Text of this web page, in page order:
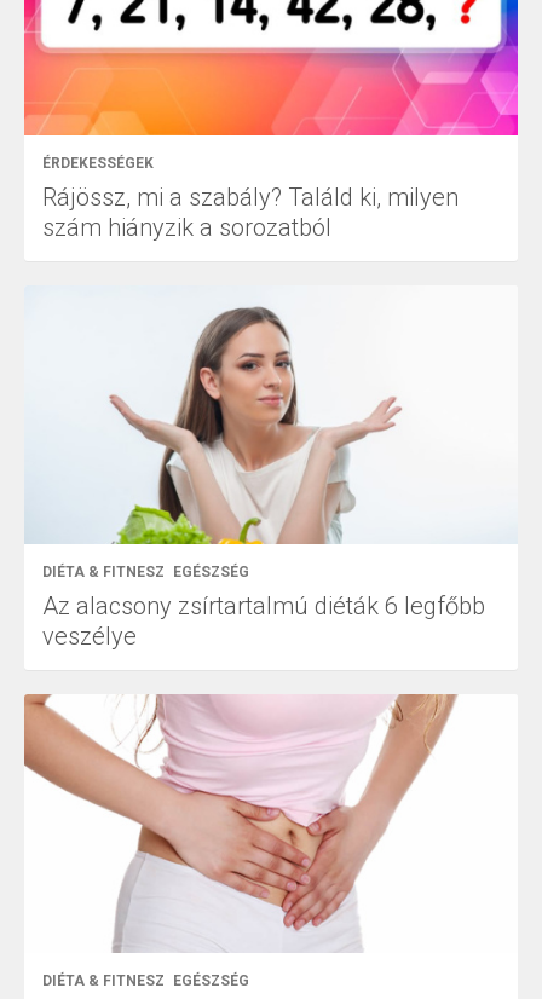
ÉRDEKESSÉGEK
Rájössz, mi a szabály? Találd ki, milyen
szám hiányzik a sorozatból
DIÉTA & FITNESZ EGÉSZSÉG
Az alacsony zsírtartalmú diéták 6 legfőbb
veszélye
DIÉTA & FITNESZ EGÉSZSÉG